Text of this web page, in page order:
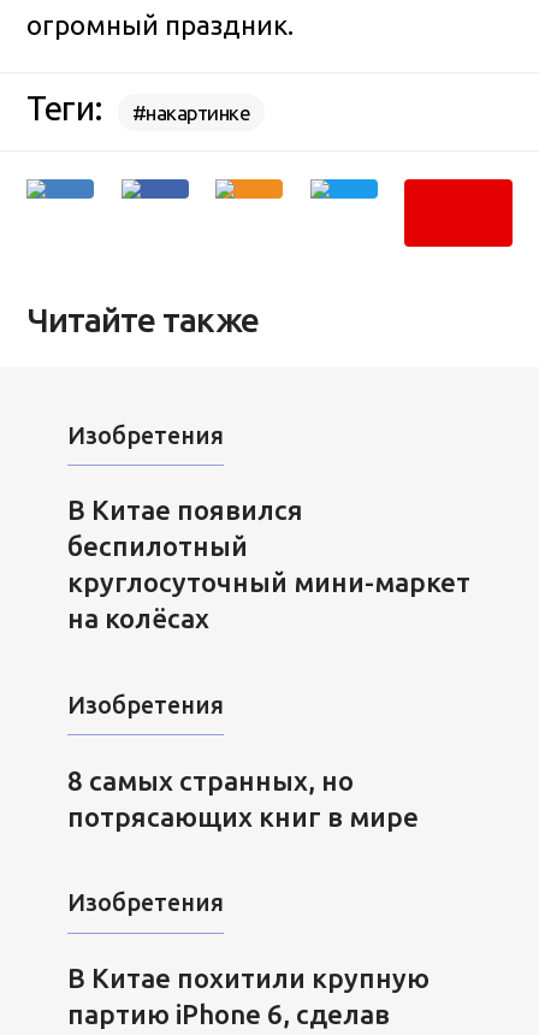
огромный праздник.
Теги: #накартинке
Читайте также
Изобретения
В Китае появился
беспилотный
круглосуточный мини-маркет
на колёсах
Изобретения
8 самых странных, но
потрясающих книг в мире
Изобретения
В Китае похитили крупную
партию iPhone 6, сделав